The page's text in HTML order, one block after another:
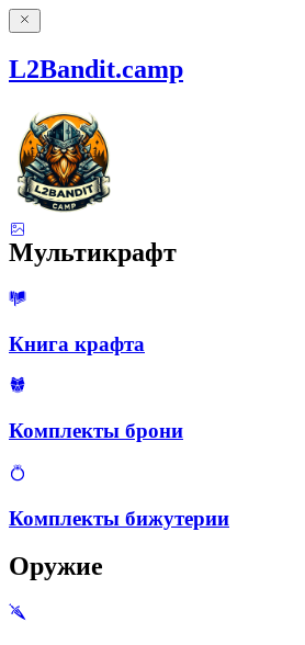
L2Bandit.camp
Мультикрафт
Книга крафта
Комплекты брони
Комплекты бижутерии
Оружие